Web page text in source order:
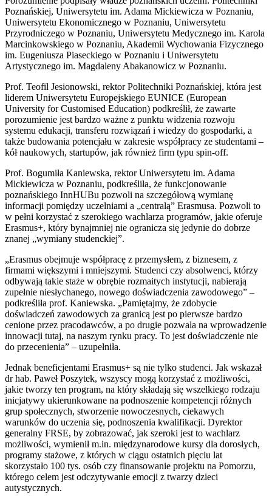
Poznańskiej, Uniwersytetu im. Adama Mickiewicza w Poznaniu,
Uniwersytetu Ekonomicznego w Poznaniu, Uniwersytetu
Przyrodniczego w Poznaniu, Uniwersytetu Medycznego im. Karola
Marcinkowskiego w Poznaniu, Akademii Wychowania Fizycznego
im. Eugeniusza Piaseckiego w Poznaniu i Uniwersytetu
Artystycznego im. Magdaleny Abakanowicz w Poznaniu.
Prof. Teofil Jesionowski, rektor Politechniki Poznańskiej, która jest
liderem Uniwersytetu Europejskiego EUNICE (European
University for Customised Education) podkreślił, że zawarte
porozumienie jest bardzo ważne z punktu widzenia rozwoju
systemu edukacji, transferu rozwiązań i wiedzy do gospodarki, a
także budowania potencjału w zakresie współpracy ze studentami –
kół naukowych, startupów, jak również firm typu spin-off.
Prof. Bogumiła Kaniewska, rektor Uniwersytetu im. Adama
Mickiewicza w Poznaniu, podkreśliła, że funkcjonowanie
poznańskiego InnHUBu pozwoli na szczegółową wymianę
informacji pomiędzy uczelniami a „centralą” Erasmusa. Pozwoli to
w pełni korzystać z szerokiego wachlarza programów, jakie oferuje
Erasmus+, który bynajmniej nie ogranicza się jedynie do dobrze
znanej „wymiany studenckiej”.
„Erasmus obejmuje współpracę z przemysłem, z biznesem, z
firmami większymi i mniejszymi. Studenci czy absolwenci, którzy
odbywają takie staże w obrębie rozmaitych instytucji, nabierają
zupełnie niesłychanego, nowego doświadczenia zawodowego” –
podkreśliła prof. Kaniewska. „Pamiętajmy, że zdobycie
doświadczeń zawodowych za granicą jest po pierwsze bardzo
cenione przez pracodawców, a po drugie pozwala na wprowadzenie
innowacji tutaj, na naszym rynku pracy. To jest doświadczenie nie
do przecenienia” – uzupełniła.
Jednak beneficjentami Erasmus+ są nie tylko studenci. Jak wskazał
dr hab. Paweł Poszytek, wszyscy mogą korzystać z możliwości,
jakie tworzy ten program, na który składają się wszelkiego rodzaju
inicjatywy ukierunkowane na podnoszenie kompetencji różnych
grup społecznych, stworzenie nowoczesnych, ciekawych
warunków do uczenia się, podnoszenia kwalifikacji. Dyrektor
generalny FRSE, by zobrazować, jak szeroki jest to wachlarz
możliwości, wymienił m.in. międzynarodowe kursy dla dorosłych,
programy stażowe, z których w ciągu ostatnich pięciu lat
skorzystało 100 tys. osób czy finansowanie projektu na Pomorzu,
którego celem jest odczytywanie emocji z twarzy dzieci
autystycznych.